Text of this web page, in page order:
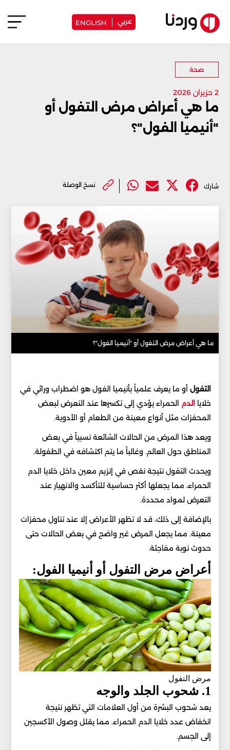
عربي ENGLISH
صحة
2 حزيران 2026
ما هي أعراض مرض التفول أو
"أنيميا الفول"؟
شارك نسخ الوصلة
ما هي أعراض مرض التفول أو "أنيميا الفول"؟
التفول أو ما يعرف علمياً بأنيميا الفول هو اضطراب وراثي في
خلايا
الدم الحمراء يؤدي إلى تكسرها عند التعرض لبعض
المحفزات مثل أنواع معينة من الطعام أو الأدوية.
ويعد هذا المرض من الحالات الشائعة نسبياً في بعض
المناطق حول العالم. وغالباً ما يتم اكتشافه في الطفولة.
ويحدث التفول نتيجة نقص في إنزيم معين داخل خلايا الدم
الحمراء، مما يجعلها أكثر حساسية للتأكسد والانهيار عند
التعرض لمواد محددة.
بالإضافة إلى ذلك، قد لا تظهر الأعراض إلا عند تناول محفزات
معينة. مما يجعل المرض غير واضح في بعض الحالات حتى
حدوث نوبة مفاجئة.
أعراض مرض التفول أو أنيميا الفول:
مرض التفول
1. شحوب الجلد والوجه
يعد شحوب البشرة من أول العلامات التي تظهر نتيجة
انخفاض عدد خلايا الدم الحمراء. مما يقلل وصول الأكسجين
إلى الجسم.